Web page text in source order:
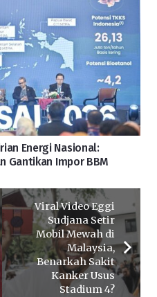
Energi Nasional:
Gantikan Impor BBM
Viral Video Eggi
Sudjana Setir
Mobil Mewah di
Malaysia,
Benarkah Sakit
Kanker Usus
Stadium 4?